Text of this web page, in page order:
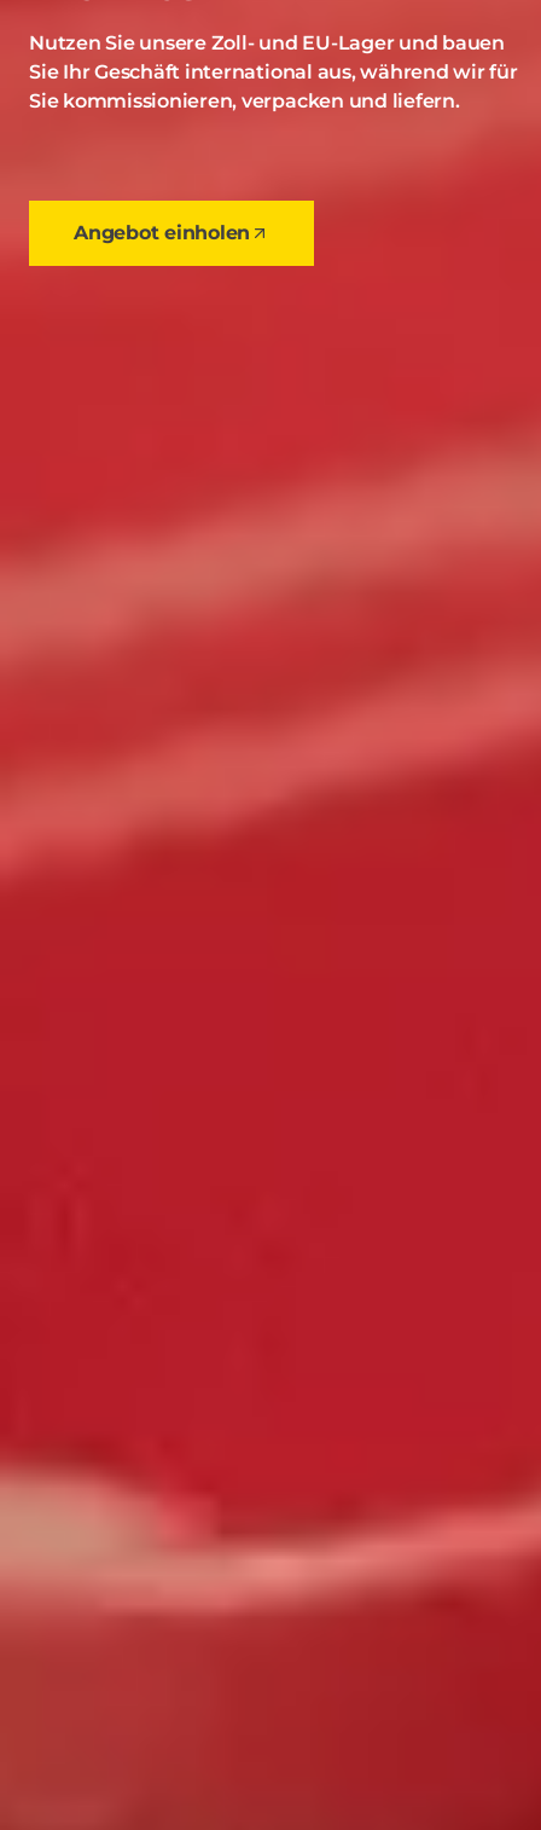
Nutzen Sie unsere Zoll- und EU-Lager und bauen
Sie Ihr Geschäft international aus, während wir für
Sie kommissionieren, verpacken und liefern.
Angebot einholen